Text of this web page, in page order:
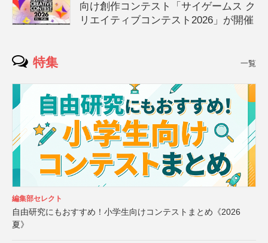
向け創作コンテスト「サイゲームス ク
リエイティブコンテスト2026」が開催
特集 一覧
編集部セレクト
自由研究にもおすすめ！小学生向けコンテストまとめ《2026
夏》